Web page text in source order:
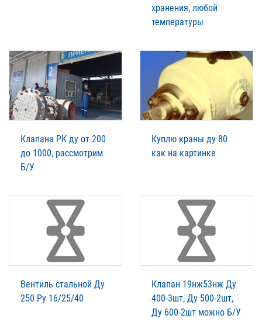
хранения, любой
температуры
Клапана РК ду от 200
до 1000, рассмотрим
Б/У
Куплю краны ду 80
как на картинке
Вентиль стальной Ду
250 Ру 16/25/40
Клапан 19нж53нж Ду
400-3шт, Ду 500-2шт,
Ду 600-2шт можно Б/У